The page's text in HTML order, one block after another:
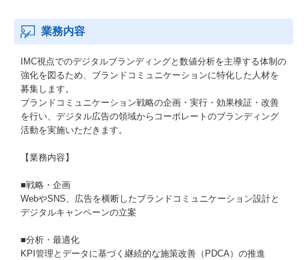
業務内容
IMC視点でのデジタルブランディングと数値分析を主導する体制の
強化を図るため、ブランドコミュニケーションに特化した人材を
募集します。
ブランドコミュニケーション戦略の企画・実行・効果検証・改善
を行い、デジタル広告の領域からコーポレートのブランディング
活動を実施いただきます。
【業務内容】
■戦略・企画
WebやSNS、広告を横断したブランドコミュニケーション設計と
デジタルキャンペーンの立案
■分析・最適化
KPI管理とデータに基づく継続的な施策改善（PDCA）の推進